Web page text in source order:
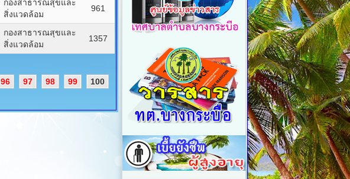
กองสาธารณสุขและ
สิ่งแวดล้อม
961
กองสาธารณสุขและ
สิ่งแวดล้อม
1357
96 97 98 99
100